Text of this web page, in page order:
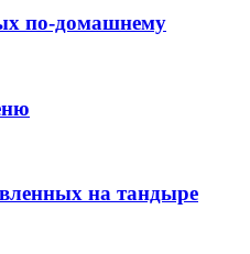
по-домашнему
на тандыре